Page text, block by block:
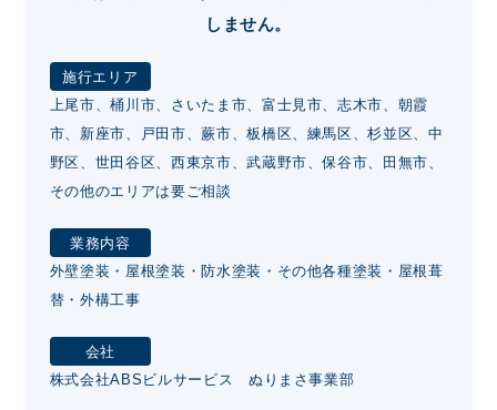
しません。
施行エリア
上尾市、桶川市、さいたま市、富士見市、志木市、朝霞
市、新座市、戸田市、蕨市、板橋区、練馬区、杉並区、中
野区、世田谷区、西東京市、武蔵野市、保谷市、田無市、
その他のエリアは要ご相談
業務内容
外壁塗装・屋根塗装・防水塗装・その他各種塗装・屋根葺
替・外構工事
会社
株式会社ABSビルサービス ぬりまさ事業部